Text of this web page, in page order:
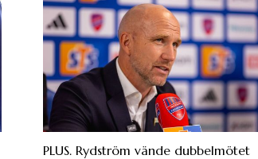
PLUS. Rydström vände dubbelmötet